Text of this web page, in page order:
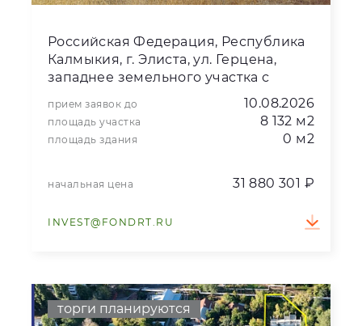
Российская Федерация, Республика
Калмыкия, г. Элиста, ул. Герцена,
западнее земельного участка с
08:14:000000:10200
прием заявок до 10.08.2026
площадь участка 8 132 м2
площадь здания 0 м2
начальная цена 31 880 301 ₽
INVEST@FONDRT.RU
торги планируются